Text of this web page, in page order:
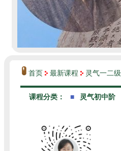
首页 最新课程 灵气一二级